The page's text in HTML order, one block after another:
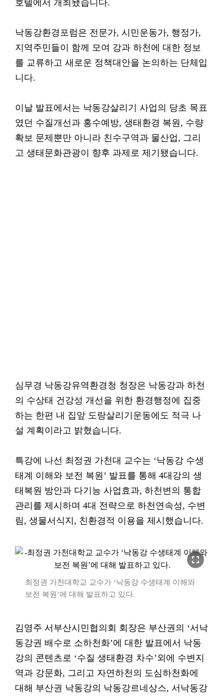
호텔에서 개최됐습니다.
낙동강환경포럼은 전문가, 시민운동가, 행정가,
지역주민들이 함께 모여 강과 하천에 대한 정보
를 교류하고 새로운 정책대안을 논의하는 단체입
니다.
이날 발표에서는 낙동강살리기 사업의 당초 목표
였던 수질개선과 홍수예방, 생태환경 복원, 수량
확보 문제뿐만 아니라 친수구역과 물산업, 그리
고 생태문화관광이 향후 과제로 제기됐습니다.
심무경 낙동강유역환경청 청장은 낙동강과 하천
의 수상태 건강성 개선을 위한 환경행정에 집중
하는 한편 내 집앞 도랑살리기운동에도 적극 나
설 계획이라고 밝혔습니다.
특강에 나선 최정권 가천대 교수는 ‘낙동강 수생
태계 이해와 보전 복원’ 발표를 통해 4대강의 생
태복원 방안과 다기능 사업효과, 하천변의 통합
관리를 제시하며 4대 전략으로 하천연속성, 수변
림, 생물서식지, 친환경적 이용을 제시했습니다.
fullscreen
최정권 가천대학교 교수가 ‘낙동강 수생태계 이해와
보전 복원’에 대해 발표하고 있다.
김영주 서부산시민협의회 회장은 부산권의 ‘서낙
동강권 배수로 소하천화’에 대한 발표에서 낙동
강의 콘텐츠로 ‘수질 생태환경 차수’외에 수변지
역과 강문화, 그리고 자연하천의 도심하천화에
대해 부산권 낙동강의 낙동강르네상스, 서낙동강